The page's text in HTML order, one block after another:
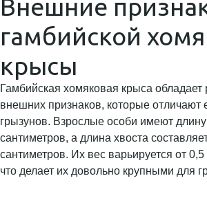
Внешние
гамбийской
крысы
Гамбийская хомяковая крыса
внешних признаков, которые отличают
грызунов. Взрослые особи имеют
сантиметров, а длина хвоста
сантиметров. Их вес варьируется от
что делает их довольно крупными для